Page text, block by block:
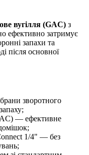
вугілля (GAC) з
ефективно затримує
запахи та
після основної
зворотного
— ефективне
1/4" — без